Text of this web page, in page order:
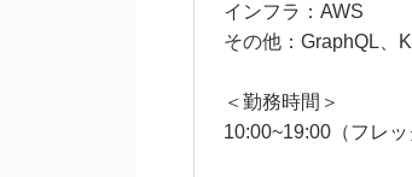
インフラ：AWS
その他：GraphQL、
＜勤務時間＞
10:00~19:00（フレッ